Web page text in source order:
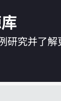
前是
究并了解